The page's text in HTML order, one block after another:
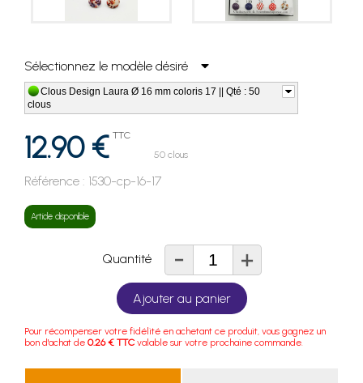
Sélectionnez le modèle désiré
Clous Design Laura Ø 16 mm coloris 17 || Qté : 50
clous
12.90 € TTC
50 clous
Référence : 1530-cp-16-17
Article disponible
Quantité - +
Ajouter au panier
Pour récompenser votre fidélité en achetant ce produit, vous gagnez un
bon d'achat de 0.26 € TTC valable sur votre prochaine commande.